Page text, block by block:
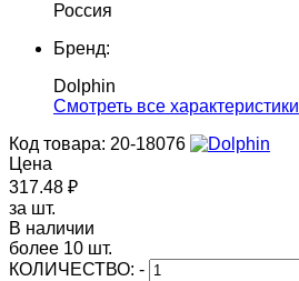
Россия
Бренд:
Dolphin
Cмотреть все характеристики
Код товара: 20-18076
Цена
317.48 ₽
за шт.
В наличии
более 10 шт.
КОЛИЧЕСТВО: -